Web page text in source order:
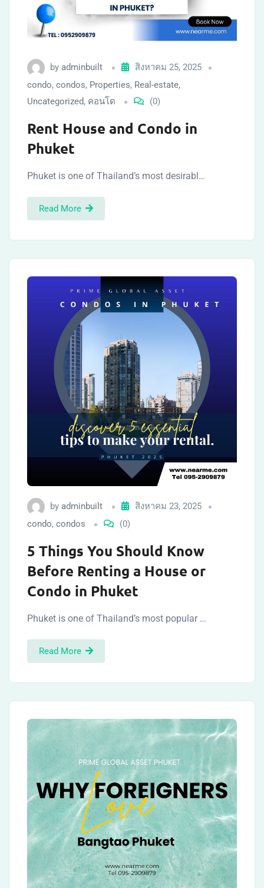
by adminbuilt
สิงหาคม 25, 2025
condo, condos, Properties, Real-estate,
Uncategorized, คอนโด (0)
Rent House and Condo in
Phuket
Phuket is one of Thailand’s most desirabl…
Read More
by adminbuilt
สิงหาคม 23, 2025
condo, condos (0)
5 Things You Should Know
Before Renting a House or
Condo in Phuket
Phuket is one of Thailand’s most popular …
Read More